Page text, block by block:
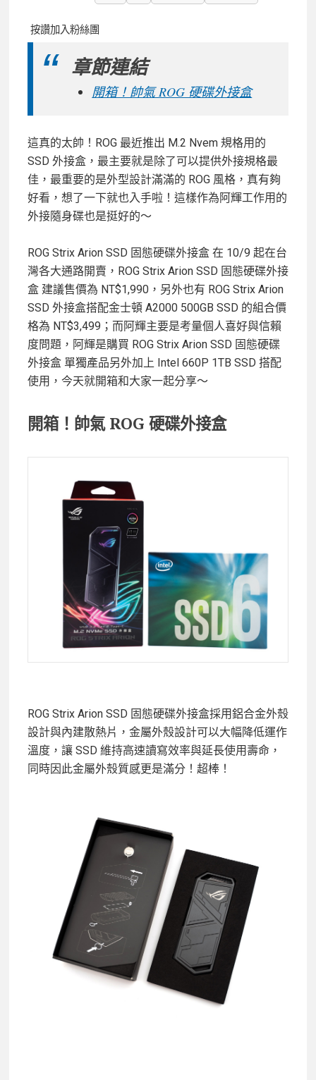
按讚加入粉絲團
章節連結
開箱！帥氣 ROG 硬碟外接盒
這真的太帥！ROG 最近推出 M.2 Nvem 規格用的
SSD 外接盒，最主要就是除了可以提供外接規格最
佳，最重要的是外型設計滿滿的 ROG 風格，真有夠
好看，想了一下就也入手啦！這樣作為阿輝工作用的
外接隨身碟也是挺好的～
ROG Strix Arion SSD 固態硬碟外接盒 在 10/9 起在台
灣各大通路開賣，ROG Strix Arion SSD 固態硬碟外接
盒 建議售價為 NT$1,990，另外也有 ROG Strix Arion
SSD 外接盒搭配金士頓 A2000 500GB SSD 的組合價
格為 NT$3,499；而阿輝主要是考量個人喜好與信賴
度問題，阿輝是購買 ROG Strix Arion SSD 固態硬碟
外接盒 單獨產品另外加上 Intel 660P 1TB SSD 搭配
使用，今天就開箱和大家一起分享～
開箱！帥氣 ROG 硬碟外接盒
ROG Strix Arion SSD 固態硬碟外接盒採用鋁合金外殼
設計與內建散熱片，金屬外殼設計可以大幅降低運作
溫度，讓 SSD 維持高速讀寫效率與延長使用壽命，
同時因此金屬外殼質感更是滿分！超棒！